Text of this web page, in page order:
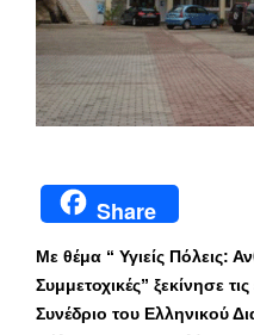
Share
Με θέμα “ Υγιείς Πόλεις:
Συμμετοχικές” ξεκίνησε
Συνέδριο του Ελληνικού